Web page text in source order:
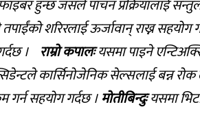
हुन्छ जसले पाचन
तपाईंको शरिरलाई ऊर्जावान् राख्न
। राम्रो कपालःयसमा पाइने
कार्सिनोजेनिक सेल्सलाई बन्न
सहयोग गर्दछ ।मोतीबिन्दुःयसमा